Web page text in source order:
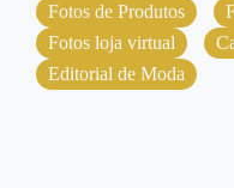
Fotos de Produtos
Fotos loja virtual
Editorial de Moda